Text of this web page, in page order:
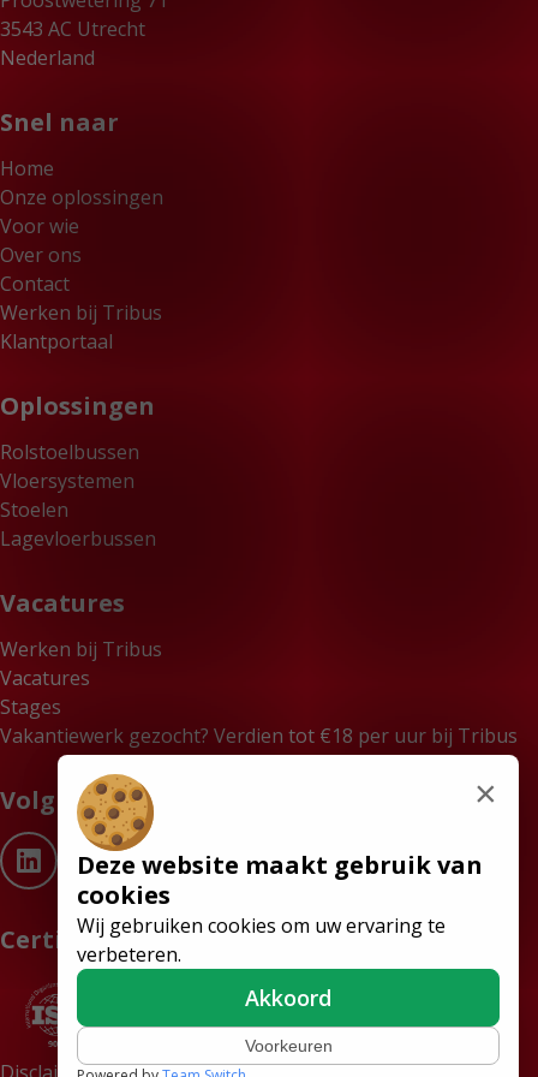
KLANTPORTAAL
3543 AC Utrecht
Nederland
Snel naar
Home
Onze oplossingen
Voor wie
Over ons
Contact
Werken bij Tribus
Klantportaal
Oplossingen
Rolstoelbussen
Vloersystemen
Stoelen
Lagevloerbussen
Vacatures
Werken bij Tribus
Vacatures
Stages
Vakantiewerk gezocht? Verdien tot €18 per uur bij Tribus
Certificaten
Volg ons ×
Deze website maakt gebruik van
cookies
Wij gebruiken cookies om uw ervaring te
verbeteren.
Akkoord
Voorkeuren